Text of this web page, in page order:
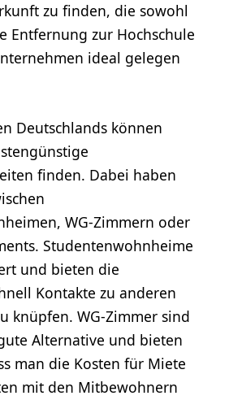
zu finden, die sowohl
Entfernung zur Hochschule
ideal gelegen
Deutschlands können
finden. Dabei haben
WG-Zimmern oder
Studentenwohnheime
und bieten die
Kontakte zu anderen
knüpfen. WG-Zimmer sind
Alternative und bieten
man die Kosten für Miete
mit den Mitbewohnern